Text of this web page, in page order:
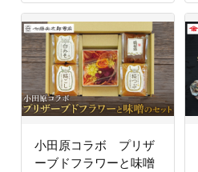
小田原コラボ プリザ
ーブドフラワーと味噌